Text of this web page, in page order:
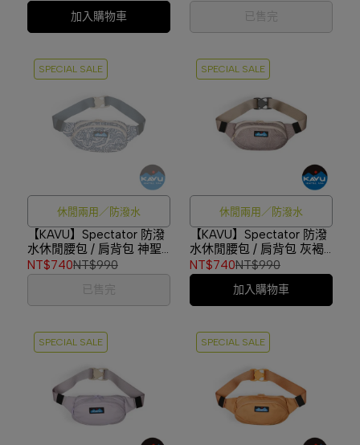
加入購物車 已售完
SPECIAL SALE
休閒兩用／防潑水
【KAVU】Spectator 防潑
水休閒腰包 / 肩背包 神聖
錦緞 #9065
NT$740NT$990
已售完
SPECIAL SALE
休閒兩用／防潑水
【KAVU】Spectator 防潑
水休閒腰包 / 肩背包 灰褐
高線 #9065
NT$740NT$990
加入購物車
SPECIAL SALE SPECIAL SALE